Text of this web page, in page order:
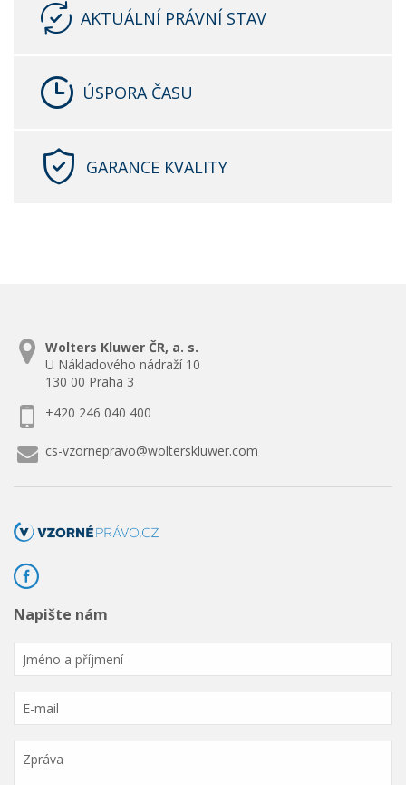
AKTUÁLNÍ PRÁVNÍ STAV
ÚSPORA ČASU
GARANCE KVALITY
Wolters Kluwer ČR, a. s.
U Nákladového nádraží 10
130 00 Praha 3
+420 246 040 400
cs-vzornepravo@wolterskluwer.com
Napište nám